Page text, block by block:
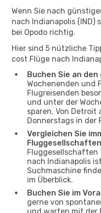
Wenn Sie nach
nach Indianapolis (IND)
bei Opodo richtig.
Hier sind 5 nützliche
cost Flüge nach
Buchen Sie an
Wochenenden und
Flugreisenden
und unter der
sparen. Von Detroit
Donnerstags in der
Vergleichen Sie
Fluggesellschaften
Fluggesellschaften
nach Indianapolis
Suchmaschine
im Überblick.
Buchen Sie im
gerne von